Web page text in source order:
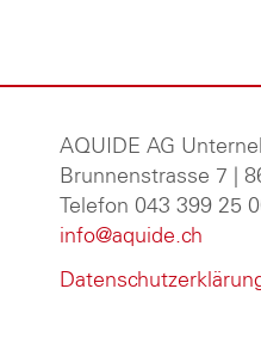
AQUIDE AG
Brunnenstrasse 7 |
Telefon 043 399 25
info@aquide.ch